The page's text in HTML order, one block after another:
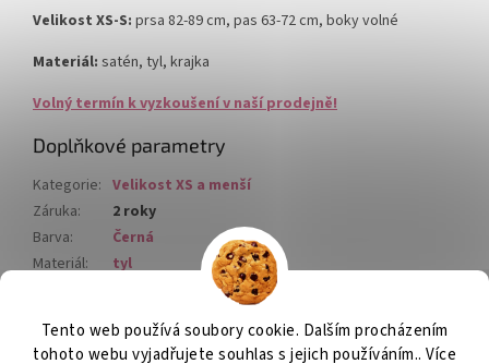
Tento web používá soubory cookie. Dalším procházením
tohoto webu vyjadřujete souhlas s jejich používáním.. Více
Velikost XS-S: prsa 82-89 cm, pas 63-72 cm, boky volné
Materiál: satén, tyl, krajka
Volný termín k vyzkoušení v naší prodejně!
Doplňkové parametry
Kategorie: Velikost XS a menší
Záruka:
2 roky
Barva:
Černá
Materiál:
tyl